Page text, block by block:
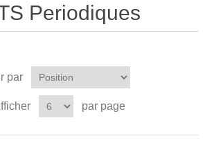
Periodiques
par
par page